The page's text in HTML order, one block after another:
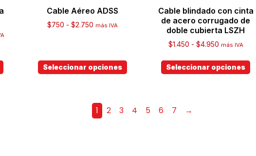
Cable Aéreo ADSS
$750 - $2.750 más IVA
Seleccionar opciones
Cable blindado con cinta
de acero corrugado de
doble cubierta LSZH
$1.450 - $4.950 más IVA
Seleccionar opciones
1 2 3 4 5 6 7 →